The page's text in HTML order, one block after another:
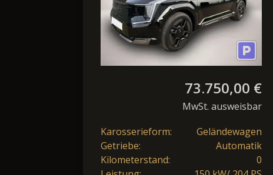
73.750,00 €
MwSt. ausweisbar
Karosserieform:
Geländewagen
Getriebe:
Automatik
Kilometerstand:
0